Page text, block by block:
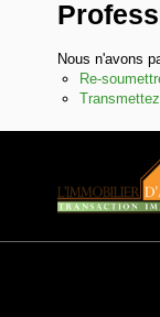
Nous n'avons
Re-